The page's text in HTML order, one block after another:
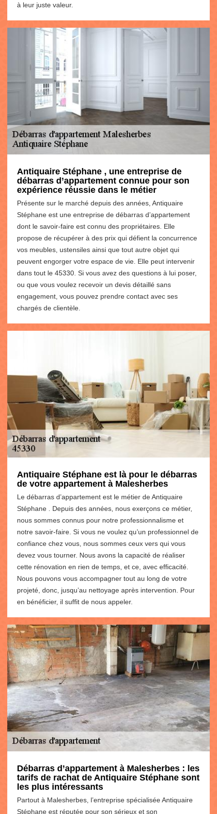
à leur juste valeur.
Antiquaire Stéphane , une entreprise de
débarras d’appartement connue pour son
expérience réussie dans le métier
Présente sur le marché depuis des années, Antiquaire
Stéphane est une entreprise de débarras d’appartement
dont le savoir-faire est connu des propriétaires. Elle
propose de récupérer à des prix qui défient la concurrence
vos meubles, ustensiles ainsi que tout autre objet qui
peuvent engorger votre espace de vie. Elle peut intervenir
dans tout le 45330. Si vous avez des questions à lui poser,
ou que vous voulez recevoir un devis détaillé sans
engagement, vous pouvez prendre contact avec ses
chargés de clientèle.
Antiquaire Stéphane est là pour le débarras
de votre appartement à Malesherbes
Le débarras d’appartement est le métier de Antiquaire
Stéphane . Depuis des années, nous exerçons ce métier,
nous sommes connus pour notre professionnalisme et
notre savoir-faire. Si vous ne voulez qu’un professionnel de
confiance chez vous, nous sommes ceux vers qui vous
devez vous tourner. Nous avons la capacité de réaliser
cette rénovation en rien de temps, et ce, avec efficacité.
Nous pouvons vous accompagner tout au long de votre
projeté, donc, jusqu’au nettoyage après intervention. Pour
en bénéficier, il suffit de nous appeler.
Débarras d’appartement à Malesherbes : les
tarifs de rachat de Antiquaire Stéphane sont
les plus intéressants
Partout à Malesherbes, l’entreprise spécialisée Antiquaire
Stéphane est réputée pour son sérieux et son